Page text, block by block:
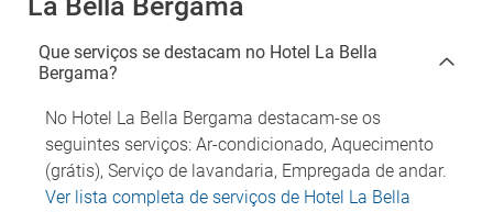
Que serviços se destacam no Hotel La Bella
Bergama?
No Hotel La Bella Bergama destacam-se os
seguintes serviços: Ar-condicionado, Aquecimento
(grátis), Serviço de lavandaria, Empregada de andar.
Ver lista completa de serviços de Hotel La Bella